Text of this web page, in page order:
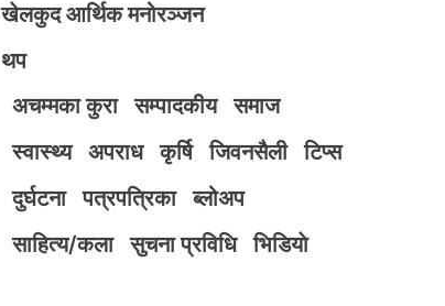
खेलकुद आर्थिक मनोरञ्जन
थप
अचम्मका कुरा
सम्पादकीय
समाज
स्वास्थ्य
अपराध कृर्षि जिवनसैली
टिप्स
दुर्घटना
पत्रपत्रिका
ब्लोअप
साहित्य/कला
सुचना प्रविधि भिडियाे